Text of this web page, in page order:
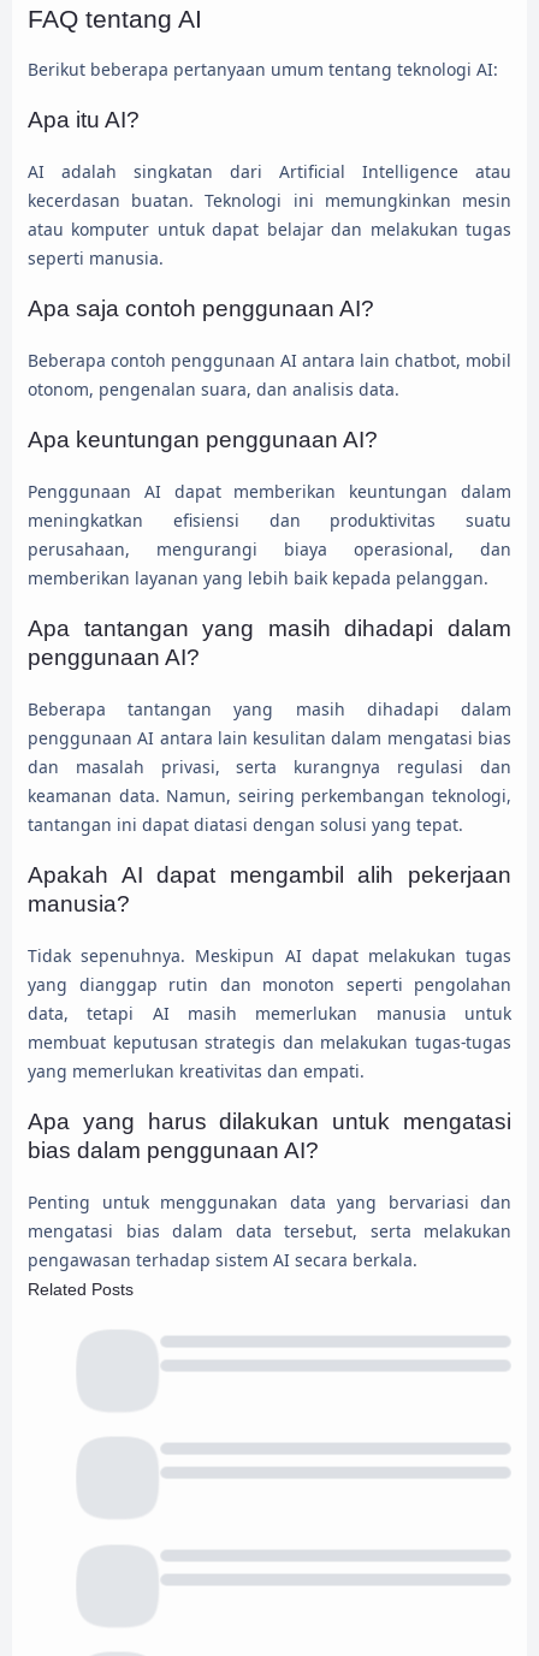
FAQ tentang AI
Berikut beberapa pertanyaan umum tentang teknologi AI:
Apa itu AI?
AI adalah singkatan dari Artificial Intelligence atau
kecerdasan buatan. Teknologi ini memungkinkan mesin
atau komputer untuk dapat belajar dan melakukan tugas
seperti manusia.
Apa saja contoh penggunaan AI?
Beberapa contoh penggunaan AI antara lain chatbot, mobil
otonom, pengenalan suara, dan analisis data.
Apa keuntungan penggunaan AI?
Penggunaan AI dapat memberikan keuntungan dalam
meningkatkan efisiensi dan produktivitas suatu
perusahaan, mengurangi biaya operasional, dan
memberikan layanan yang lebih baik kepada pelanggan.
Apa tantangan yang masih dihadapi dalam
penggunaan AI?
Beberapa tantangan yang masih dihadapi dalam
penggunaan AI antara lain kesulitan dalam mengatasi bias
dan masalah privasi, serta kurangnya regulasi dan
keamanan data. Namun, seiring perkembangan teknologi,
tantangan ini dapat diatasi dengan solusi yang tepat.
Apakah AI dapat mengambil alih pekerjaan
manusia?
Tidak sepenuhnya. Meskipun AI dapat melakukan tugas
yang dianggap rutin dan monoton seperti pengolahan
data, tetapi AI masih memerlukan manusia untuk
membuat keputusan strategis dan melakukan tugas-tugas
yang memerlukan kreativitas dan empati.
Apa yang harus dilakukan untuk mengatasi
bias dalam penggunaan AI?
Penting untuk menggunakan data yang bervariasi dan
mengatasi bias dalam data tersebut, serta melakukan
pengawasan terhadap sistem AI secara berkala.
Related Posts